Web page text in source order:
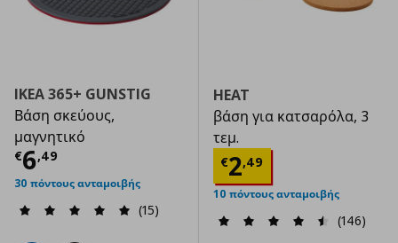
IKEA 365+ GUNSTIG
Βάση σκεύους,
μαγνητικό
€6,49
Τρέχουσα τιμή € 6,49
30 πόντους ανταμοιβής
(15)
HEAT
βάση για κατσαρόλα, 3
τεμ.
€2,49
Τρέχουσα
10 πόντους ανταμοιβής
(146)